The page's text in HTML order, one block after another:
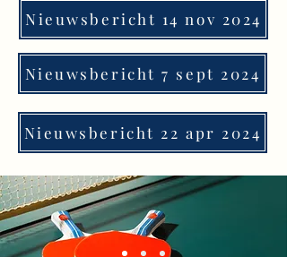
Nieuwsbericht 14 nov 2024
Nieuwsbericht 7 sept 2024
Nieuwsbericht 22 apr 2024